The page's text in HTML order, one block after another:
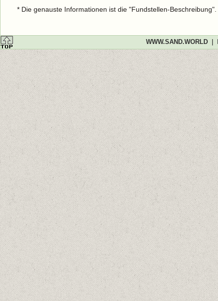
* Die genauste Informationen ist die "Fundstellen-
WWW.SAND.WORLD|